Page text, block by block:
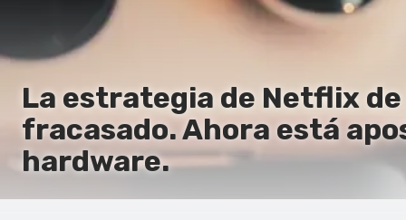
La estrategia de Netflix
fracasado. Ahora está
hardware.